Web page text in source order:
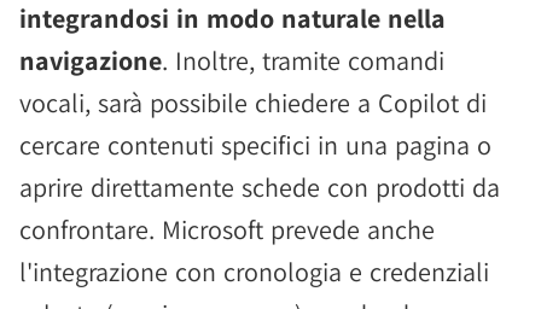
integrandosi in modo naturale nella
navigazione. Inoltre, tramite comandi
vocali, sarà possibile chiedere a Copilot di
cercare contenuti specifici in una pagina o
aprire direttamente schede con prodotti da
confrontare. Microsoft prevede anche
l'integrazione con cronologia e credenziali